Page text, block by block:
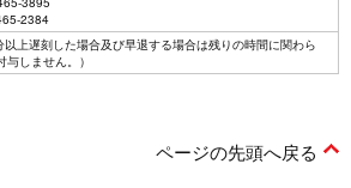
2384
上遅刻した場合及び早退する場合は残りの時間に関わら
与しません。）
ページの先頭へ戻る